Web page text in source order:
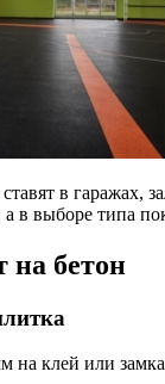
в гаражах,
в выборе типа
на бетон
на клей или